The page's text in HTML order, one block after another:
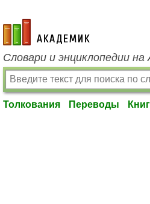
academic.ru
Словари и энциклопедии на
Толкования Переводы